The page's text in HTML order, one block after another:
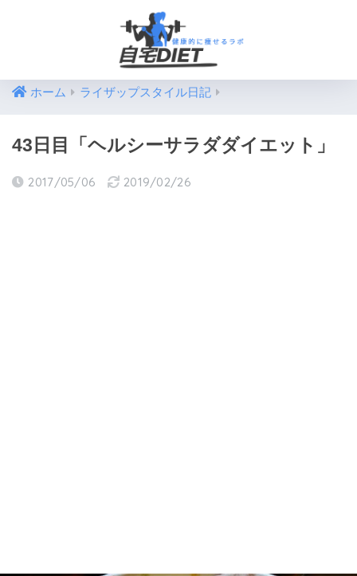
ホーム ライザップスタイル日記
43日目「ヘルシーサラダダイエット」
2017/05/06 2019/02/26